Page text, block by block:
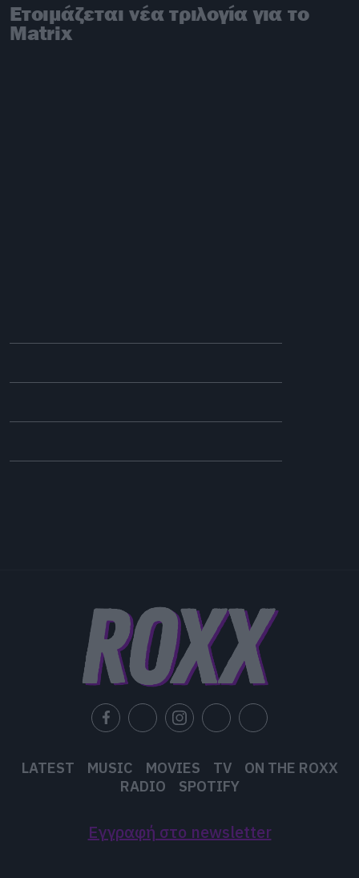
Ετοιμάζεται νέα τριλογία για το
Matrix
LATEST MUSIC MOVIES TV
ON THE ROXX
RADIO
SPOTIFY
Εγγραφή στο newsletter